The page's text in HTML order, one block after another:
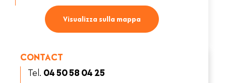
Visualizza sulla mappa
CONTACT
Tel. 04 50 58 04 25